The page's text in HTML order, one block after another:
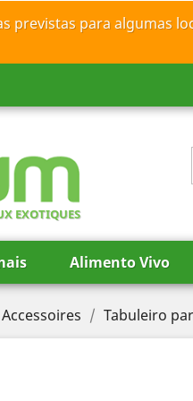
previstas para algumas
EXOTIQUES
Alimento Vivo
Accessoires Tabuleiro